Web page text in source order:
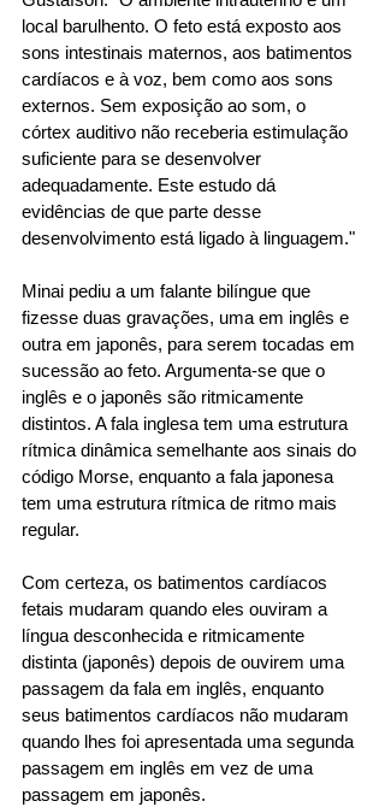
local barulhento. O feto está exposto aos
sons intestinais maternos, aos batimentos
cardíacos e à voz, bem como aos sons
externos. Sem exposição ao som, o
córtex auditivo não receberia estimulação
suficiente para se desenvolver
adequadamente. Este estudo dá
evidências de que parte desse
desenvolvimento está ligado à linguagem."
Minai pediu a um falante bilíngue que
fizesse duas gravações, uma em inglês e
outra em japonês, para serem tocadas em
sucessão ao feto. Argumenta-se que o
inglês e o japonês são ritmicamente
distintos. A fala inglesa tem uma estrutura
rítmica dinâmica semelhante aos sinais do
código Morse, enquanto a fala japonesa
tem uma estrutura rítmica de ritmo mais
regular.
Com certeza, os batimentos cardíacos
fetais mudaram quando eles ouviram a
língua desconhecida e ritmicamente
distinta (japonês) depois de ouvirem uma
passagem da fala em inglês, enquanto
seus batimentos cardíacos não mudaram
quando lhes foi apresentada uma segunda
passagem em inglês em vez de uma
passagem em japonês.